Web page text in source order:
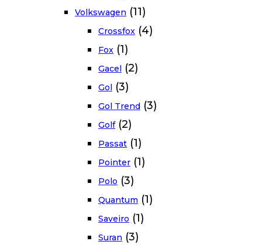
Volkswagen (11)
Crossfox (4)
Fox (1)
Gacel (2)
Gol (3)
Gol Trend (3)
Golf (2)
Passat (1)
Pointer (1)
Polo (3)
Quantum (1)
Saveiro (1)
Suran (3)